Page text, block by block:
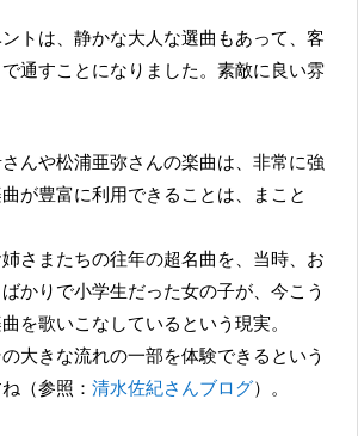
通すことになりました。素敵に良い雰
が豊富に利用できることは、まこと
さまたちの往年の超名曲を、当時、お
かりで小学生だった女の子が、今こう
を歌いこなしているという現実。
大きな流れの一部を体験できるという
（参照： 清水佐紀さんブログ）。